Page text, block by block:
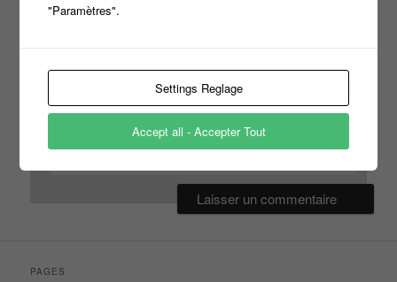
Site web
PAGES
"Paramètres".
Settings Reglage
Accept all - Accepter Tout